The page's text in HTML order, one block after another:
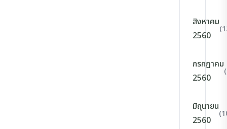
สิงหาคม
2560
กรกฎาคม
2560
มิถุนายน
2560